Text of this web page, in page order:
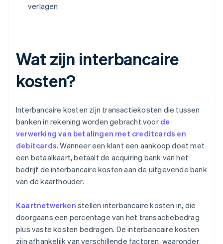
verlagen
Wat zijn interbancaire
kosten?
Interbancaire kosten zijn transactiekosten die tussen
banken in rekening worden gebracht voor de
verwerking van betalingen met creditcards en
debitcards. Wanneer een klant een aankoop doet met
een betaalkaart, betaalt de acquiring bank van het
bedrijf de interbancaire kosten aan de uitgevende bank
van de kaarthouder.
Kaartnetwerken stellen interbancaire kosten in, die
doorgaans een percentage van het transactiebedrag
plus vaste kosten bedragen. De interbancaire kosten
zijn afhankelijk van verschillende factoren, waaronder